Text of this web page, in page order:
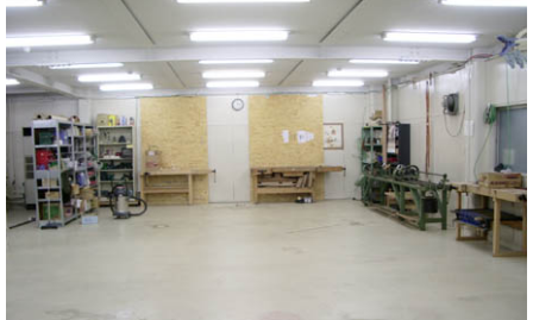
イ
コ
ン
サ
ー
ト /
C.
ベ
ピ
ア
ノ
技
術
の
グ
ラ
ン
ド
ピ
ア
ノ
を
ベ
ヒ
シ
ュ
タ
イ
ン
ブ
録
ご
案
内
各
店
舗
で、
演
奏
し
た
い！
学
び
た
用
情
報
ベ
ヒ
シ
ュ
タ